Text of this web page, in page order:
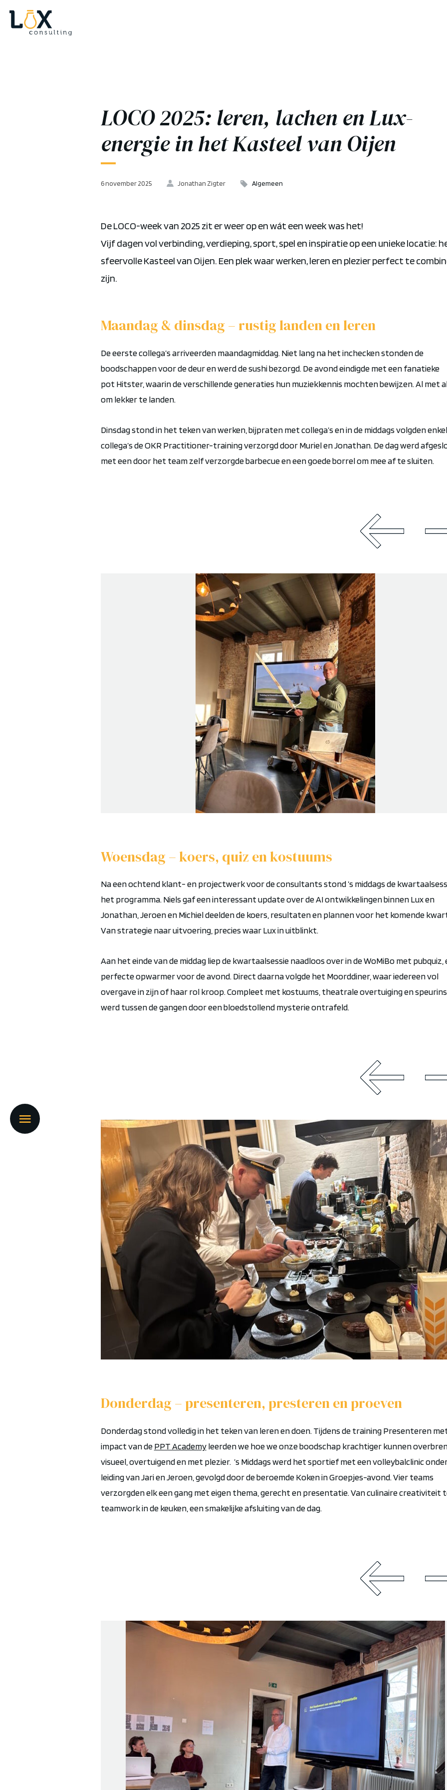
LOCO 2025: leren, lachen en Lux-
energie in het Kasteel van Oijen
6 november 2025 Jonathan Zigter Algemeen
De LOCO-week van 2025 zit er weer op en wát een week was het!
Vijf dagen vol verbinding, verdieping, sport, spel en inspiratie op een unieke locatie:
sfeervolleKasteel van Oijen. Een plek waar werken, leren en plezierperfect te
zijn.
Maandag & dinsdag –rustig landenenleren
De eerste collega’s arriveerden maandagmiddag. Niet lang na het inchecken stonden de
boodschappen voor de deur en werd de sushi bezorgd. De avond eindigde met een fanatieke
pot Hitster, waarin deverschillendegeneraties hun muziekkennis mochten bewijzen.Al met
om lekker te landen.
Dinsdag stond in het teken van werken, bijpratenmetcollega’senin demiddagsvolgden
collega’s deOKR Practitioner-trainingverzorgd doorMuriel en Jonathan. De dag werd
met een door het team zelf verzorgdebarbecueeneen goede borrel ommeeaf te sluiten.
Woensdag – koers, quiz en kostuums
Na een ochtendklant- en projectwerkvoorde consultantsstond ’s middags de
het programma. Niels gaf eeninteressant update overdeAIontwikkelingenbinnen Lux en
Jonathan, Jeroen en Michiel deelden de koers, resultaten en plannen voor het komende
Vanstrategie naar uitvoering, precies waar Lux in uitblinkt.
Aan het einde van de middag liep de kwartaalsessie naadloos over in deWoMiBomet pubquiz
perfecte opwarmer voor de avond. Direct daarna volgde het Moorddiner, waar iedereen vol
overgave in zijn of haar rol kroop. Compleet met kostuums, theatrale overtuiging en
werd tussen de gangen door een bloedstollend mysterie ontrafeld.
Donderdag – presenteren, presteren en proeven
Donderdag stond volledig in het teken van leren en doen. Tijdens de trainingPresenteren
impactvan dePPT Academy leerden we hoe we onze boodschap krachtiger kunnen
visueel, overtuigend en met plezier. ’s Middags werd het sportief met eenvolleybalclinic
leiding van Jari en Jeroen, gevolgd door de beroemdeKoken in Groepjes-avond. Vier teams
verzorgden elk een gang met eigen thema, gerecht en presentatie. Van culinaire creativiteit
teamwork in de keuken, een smakelijke afsluiting van de dag.